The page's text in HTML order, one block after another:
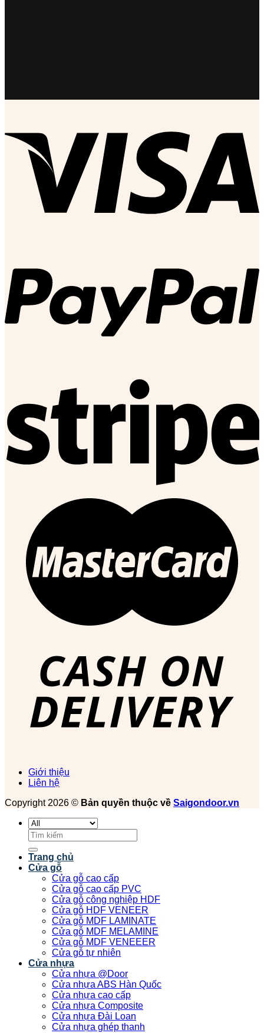
Giới thiệu
Liên hệ
Copyright 2026 © Bản quyền thuộc về Saigondoor.vn
Tìm
kiếm:
Trang chủ
Cửa gỗ
Cửa gỗ cao cấp
Cửa gỗ cao cấp PVC
Cửa gỗ công nghiệp HDF
Cửa gỗ HDF VENEER
Cửa gỗ MDF LAMINATE
Cửa gỗ MDF MELAMINE
Cửa gỗ MDF VENEEER
Cửa gỗ tự nhiên
Cửa nhựa
Cửa nhựa @Door
Cửa nhựa ABS Hàn Quốc
Cửa nhựa cao cấp
Cửa nhựa Composite
Cửa nhựa Đài Loan
Cửa nhựa ghép thanh